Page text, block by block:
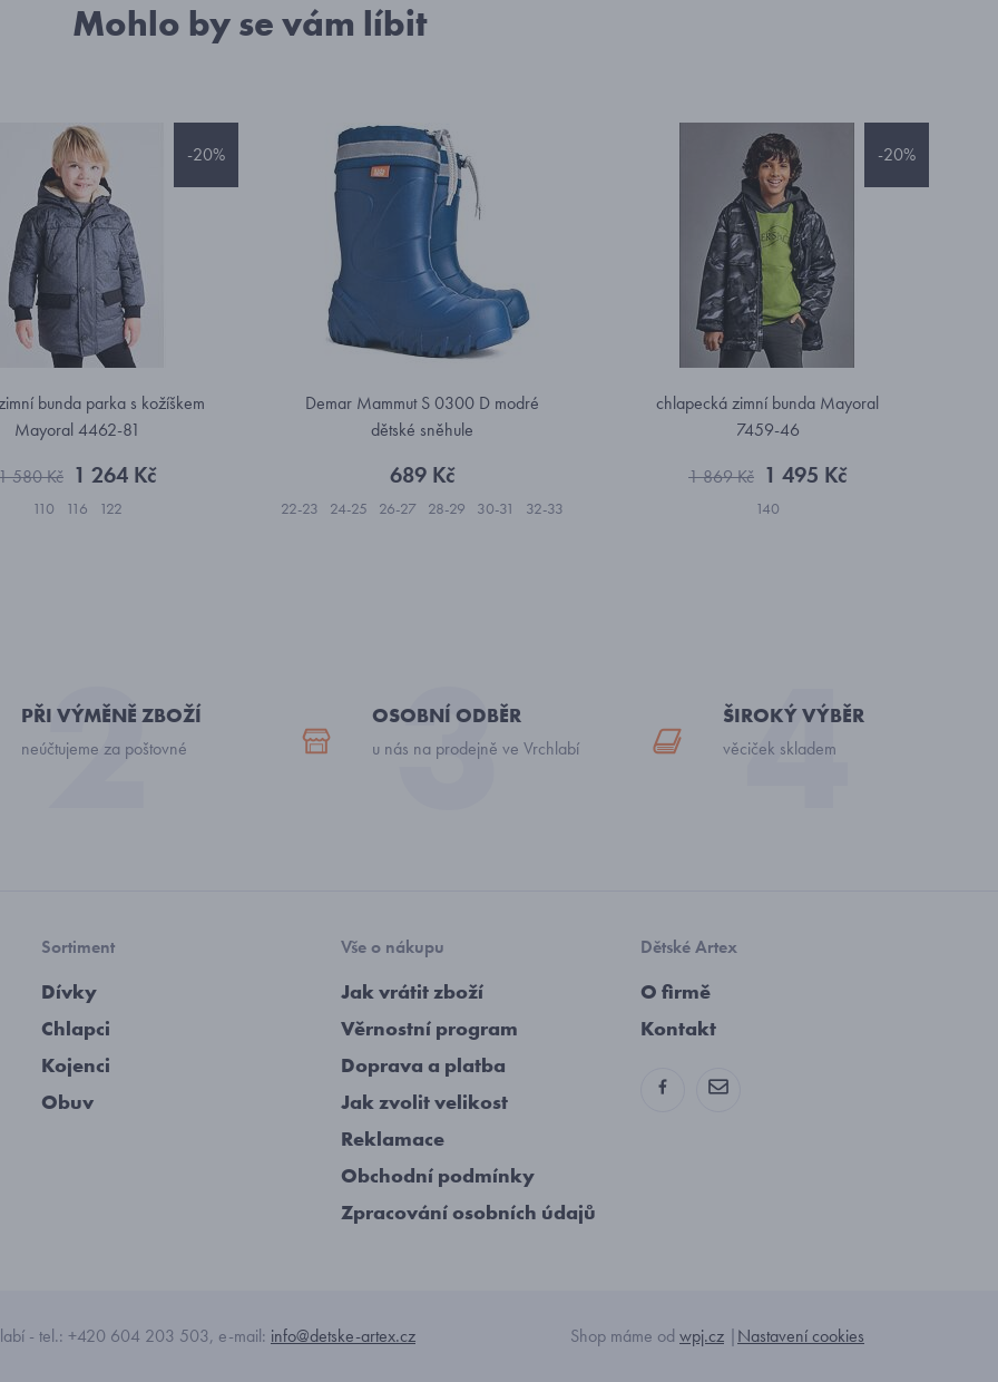
Mohlo by se vám líbit
-20%
bunda parka s kožíškem
Mayoral 4462-81
580 Kč 1 264 Kč
110 116 122
Demar Mammut S 0300 D modré
dětské sněhule
689 Kč
22-23 24-25 26-27 28-29 30-31
32-33
-20%
chlapecká zimní bunda Mayoral
7459-46
1 869 Kč 1 495 Kč
140
PŘI VÝMĚNĚ ZBOŽÍ
neúčtujeme za poštovné
OSOBNÍ ODBĚR
u nás na prodejně ve Vrchlabí
ŠIROKÝ VÝBĚR
věciček skladem
Sortiment
Dívky
Chlapci
Kojenci
Obuv
Vše o nákupu
Jak vrátit zboží
Věrnostní program
Doprava a platba
Jak zvolit velikost
Reklamace
Obchodní podmínky
Zpracování osobních údajů
Dětské Artex
O firmě
Kontakt
- tel.: +420 604 203 503, e-mail: info@detske-artex.cz Shop máme od wpj.cz |Nastavení cookies